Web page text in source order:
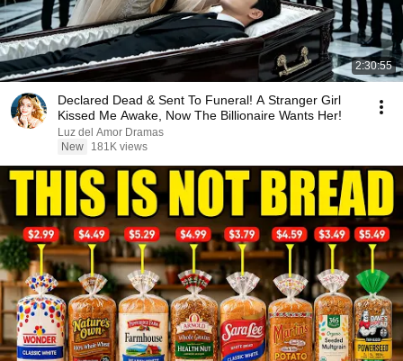
2:30:55
Declared Dead & Sent To Funeral! A Stranger Girl
Kissed Me Awake, Now The Billionaire Wants Her!
Luz del Amor Dramas
New
181K views